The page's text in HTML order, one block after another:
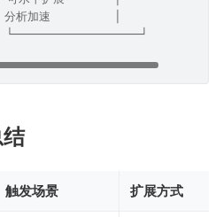
分析加速         │
触发场景 扩展方式